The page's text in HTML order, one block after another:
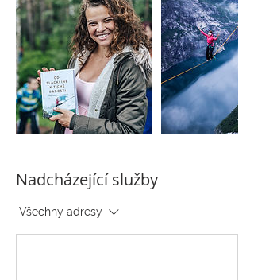
Nadcházející služby
Všechny adresy